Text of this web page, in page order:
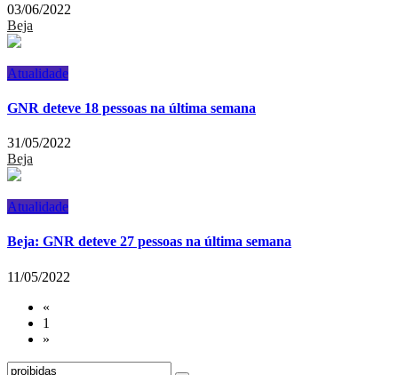
03/06/2022
Beja
Atualidade
GNR deteve 18 pessoas na última semana
31/05/2022
Beja
Atualidade
Beja: GNR deteve 27 pessoas na última semana
11/05/2022
«
1
»